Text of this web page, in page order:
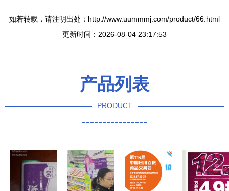
如若转载，请注明出处：http://www.uummmj.com/product/66.html
更新时间：2026-08-04 23:17:53
产品列表
PRODUCT
----------------